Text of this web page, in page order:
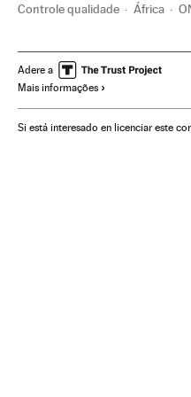
Controle qualidade África
Comércio Relações exteriores
Sudão do Sul
Refugiados Fome
Adere a
Mais informações
Si está interesado en licenciar este